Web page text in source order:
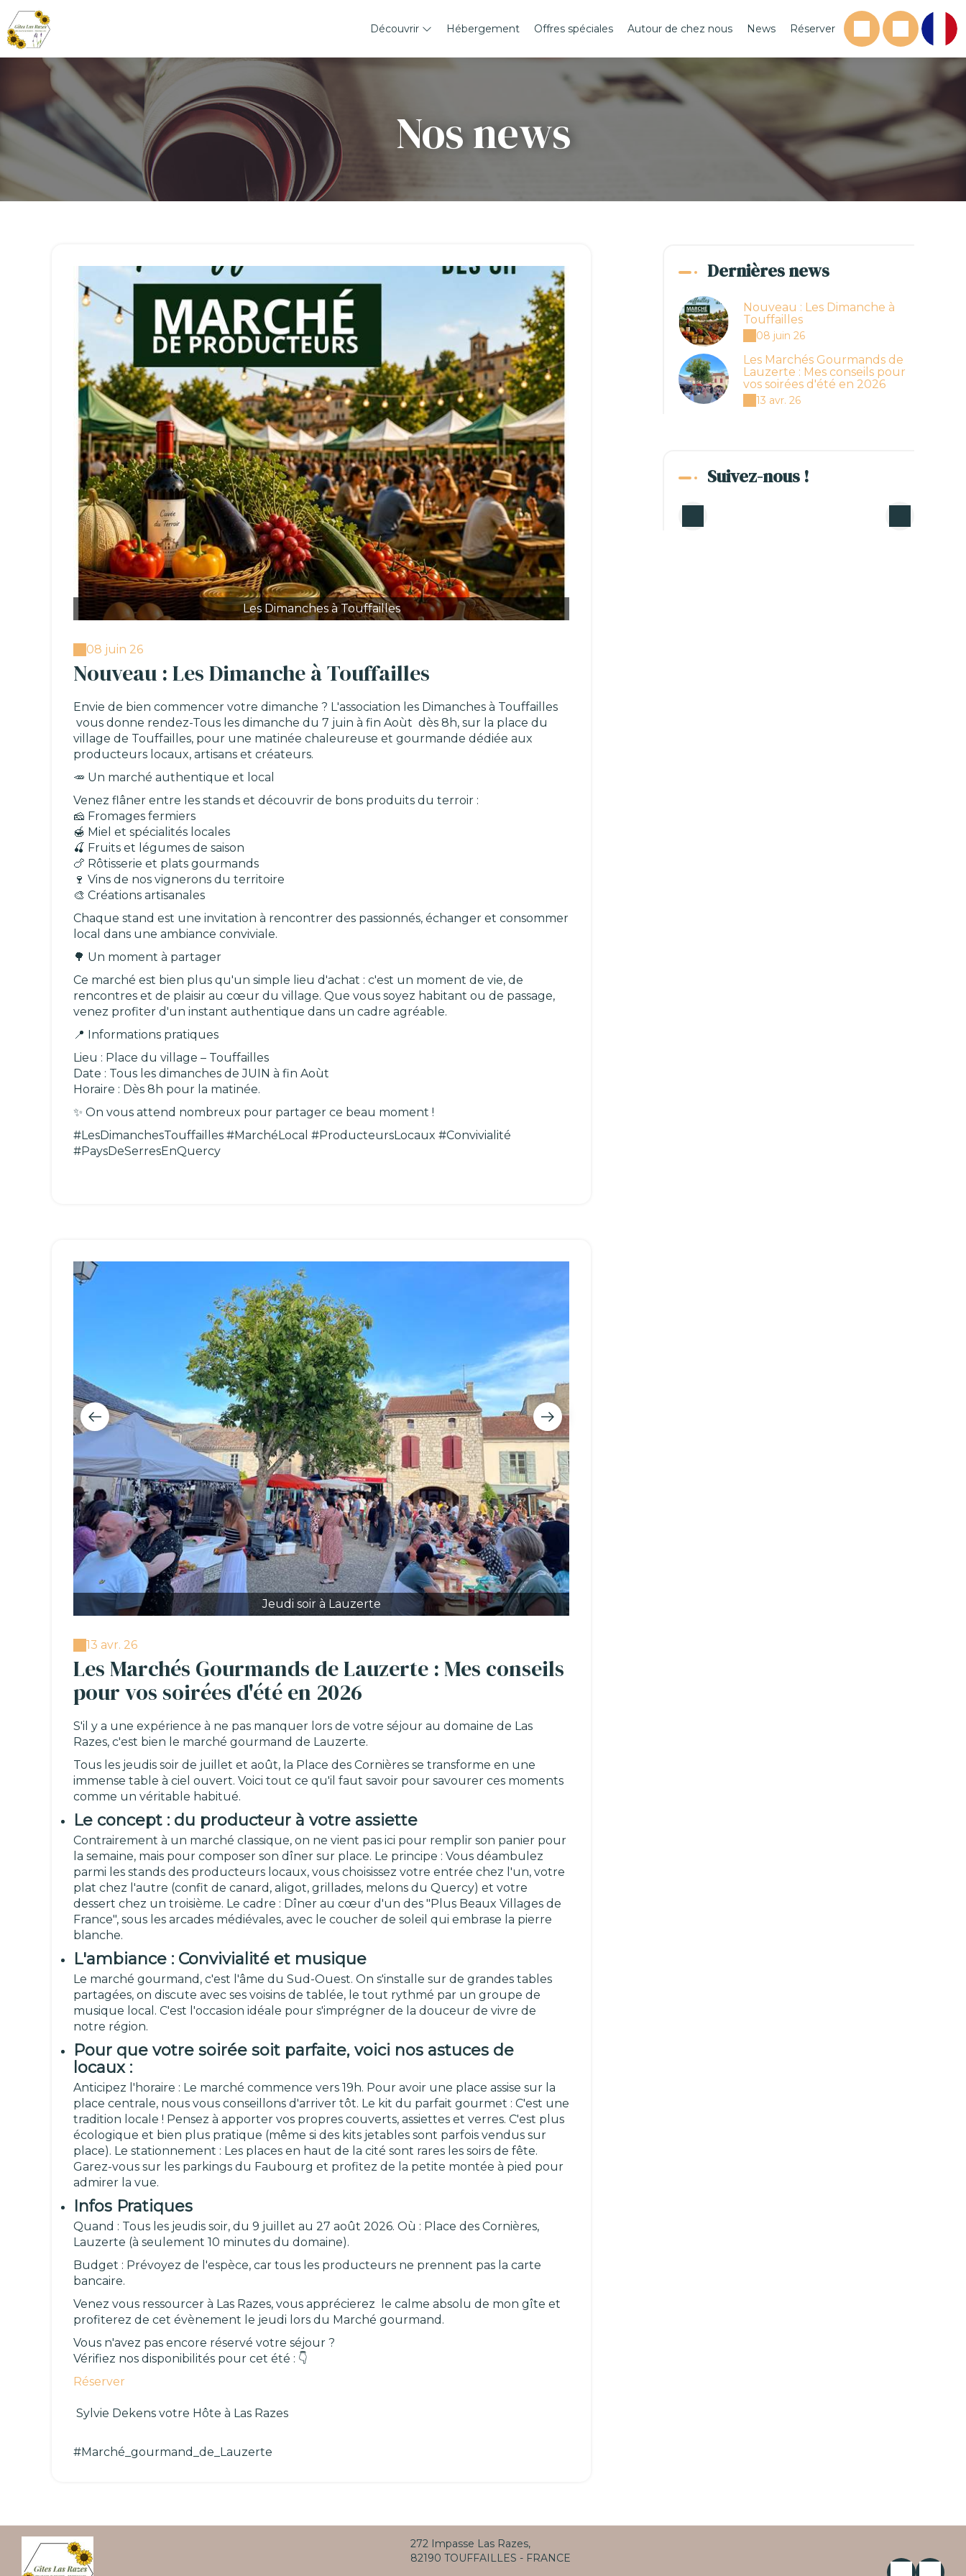
Découvrir Hébergement Offres spéciales Autour de chez nous News Réserver
Nos news
Les Dimanches à Touffailles
08 juin 26
Nouveau : Les Dimanche à Touffailles
Envie de bien commencer votre dimanche ? L'association les Dimanches à Touffailles
vous donne rendez-Tous les dimanche du 7 juin à fin Aoùt dès 8h, sur la place du
village de Touffailles, pour une matinée chaleureuse et gourmande dédiée aux
producteurs locaux, artisans et créateurs.
🥕 Un marché authentique et local
Venez flâner entre les stands et découvrir de bons produits du terroir :
🧀 Fromages fermiers
🍯 Miel et spécialités locales
🍒 Fruits et légumes de saison
🍗 Rôtisserie et plats gourmands
🍷 Vins de nos vignerons du territoire
🎨 Créations artisanales
Chaque stand est une invitation à rencontrer des passionnés, échanger et consommer
local dans une ambiance conviviale.
🌳 Un moment à partager
Ce marché est bien plus qu'un simple lieu d'achat : c'est un moment de vie, de
rencontres et de plaisir au cœur du village. Que vous soyez habitant ou de passage,
venez profiter d'un instant authentique dans un cadre agréable.
📍 Informations pratiques
Lieu : Place du village – Touffailles
Date : Tous les dimanches de JUIN à fin Aoùt
Horaire : Dès 8h pour la matinée.
✨ On vous attend nombreux pour partager ce beau moment !
#LesDimanchesTouffailles #MarchéLocal #ProducteursLocaux #Convivialité
#PaysDeSerresEnQuercy
Jeudi soir à Lauzerte
13 avr. 26
Les Marchés Gourmands de Lauzerte : Mes conseils
pour vos soirées d'été en 2026
S'il y a une expérience à ne pas manquer lors de votre séjour au domaine de Las
Razes, c'est bien le marché gourmand de Lauzerte.
Tous les jeudis soir de juillet et août, la Place des Cornières se transforme en une
immense table à ciel ouvert. Voici tout ce qu'il faut savoir pour savourer ces moments
comme un véritable habitué.
Le concept : du producteur à votre assiette
Contrairement à un marché classique, on ne vient pas ici pour remplir son panier pour
la semaine, mais pour composer son dîner sur place. Le principe : Vous déambulez
parmi les stands des producteurs locaux, vous choisissez votre entrée chez l'un, votre
plat chez l'autre (confit de canard, aligot, grillades, melons du Quercy) et votre
dessert chez un troisième. Le cadre : Dîner au cœur d'un des "Plus Beaux Villages de
France", sous les arcades médiévales, avec le coucher de soleil qui embrase la pierre
blanche.
L'ambiance : Convivialité et musique
Le marché gourmand, c'est l'âme du Sud-Ouest. On s'installe sur de grandes tables
partagées, on discute avec ses voisins de tablée, le tout rythmé par un groupe de
musique local. C'est l'occasion idéale pour s'imprégner de la douceur de vivre de
notre région.
Pour que votre soirée soit parfaite, voici nos astuces de
locaux :
Anticipez l'horaire : Le marché commence vers 19h. Pour avoir une place assise sur la
place centrale, nous vous conseillons d'arriver tôt. Le kit du parfait gourmet : C'est une
tradition locale ! Pensez à apporter vos propres couverts, assiettes et verres. C'est plus
écologique et bien plus pratique (même si des kits jetables sont parfois vendus sur
place). Le stationnement : Les places en haut de la cité sont rares les soirs de fête.
Garez-vous sur les parkings du Faubourg et profitez de la petite montée à pied pour
admirer la vue.
Infos Pratiques
Quand : Tous les jeudis soir, du 9 juillet au 27 août 2026. Où : Place des Cornières,
Lauzerte (à seulement 10 minutes du domaine).
Budget : Prévoyez de l'espèce, car tous les producteurs ne prennent pas la carte
bancaire.
Venez vous ressourcer à Las Razes, vous apprécierez le calme absolu de mon gîte et
profiterez de cet évènement le jeudi lors du Marché gourmand.
Vous n'avez pas encore réservé votre séjour ?
Vérifiez nos disponibilités pour cet été : 👇
Réserver
Sylvie Dekens votre Hôte à Las Razes
#Marché_gourmand_de_Lauzerte
Dernières news
Nouveau : Les Dimanche à
Touffailles
08 juin 26
Les Marchés Gourmands de
Lauzerte : Mes conseils pour
vos soirées d'été en 2026
13 avr. 26
Suivez-nous !
272 Impasse Las Razes,
82190 TOUFFAILLES - FRANCE